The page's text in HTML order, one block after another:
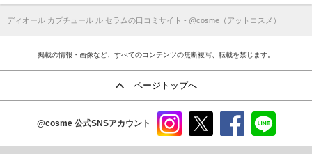
ディオール カプチュール ル セラムの口コミサイト - @cosme（アットコスメ）
掲載の情報・画像など、すべてのコンテンツの無断複写、転載を禁じます。
ページトップへ
@cosme 公式SNSアカウント